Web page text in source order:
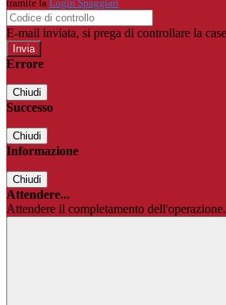
tramite la Login Spaggiari
E-mail inviata, si prega di controllare la
Errore
Chiudi
Successo
Chiudi
Informazione
Chiudi
Attendere...
Attendere il completamento